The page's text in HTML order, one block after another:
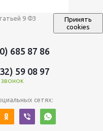
9 ФЗ
Принять
cookies
685 87 86
59 08 97
ЗВОНОК
сетях: